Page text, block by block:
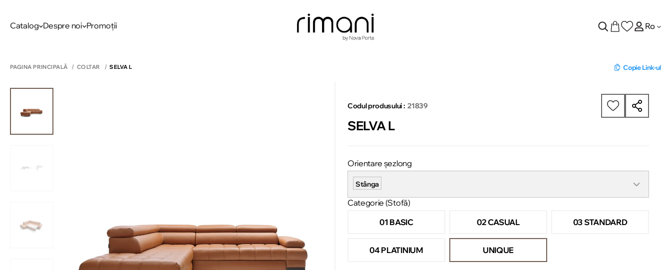
Catalog Despre noi Promoții Ro
PAGINA PRINCIPALĂ COLTAR SELVA L Copie Link-ul
Codul produsului : 21839
SELVA L
Orientare șezlong
Stânga
Categorie (Stofă)
01 BASIC
02 CASUAL 03 STANDARD
04 PLATINIUM UNIQUE